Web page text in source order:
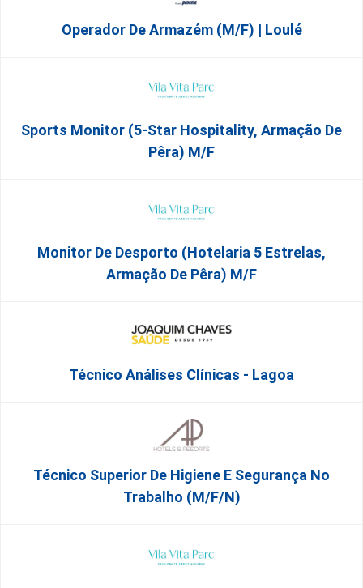
Operador De Armazém (m/f) | Loulé
Sports Monitor (5-Star Hospitality, Armação De
Pêra) M/f
Monitor De Desporto (Hotelaria 5 Estrelas,
Armação De Pêra) M/f
Técnico Análises Clínicas - Lagoa
Técnico Superior De Higiene E Segurança No
Trabalho (m/f/n)